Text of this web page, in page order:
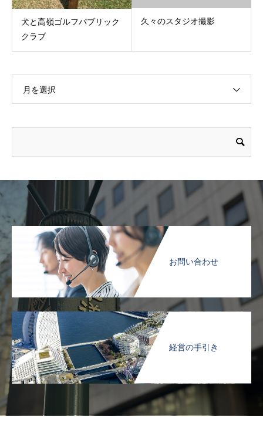
犬と高嶺ゴルフパブリック
クラブ
久々のスタジオ撮影
月を選択
お問い合わせ
経営の手引き